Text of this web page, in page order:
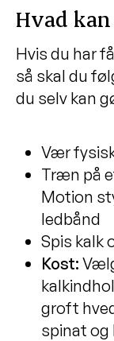
Hvad
Hvis du har
så skal du
du selv kan
Vær
Træn på
Motion
ledbånd
Spis kalk
Kost:
groft
spinat og